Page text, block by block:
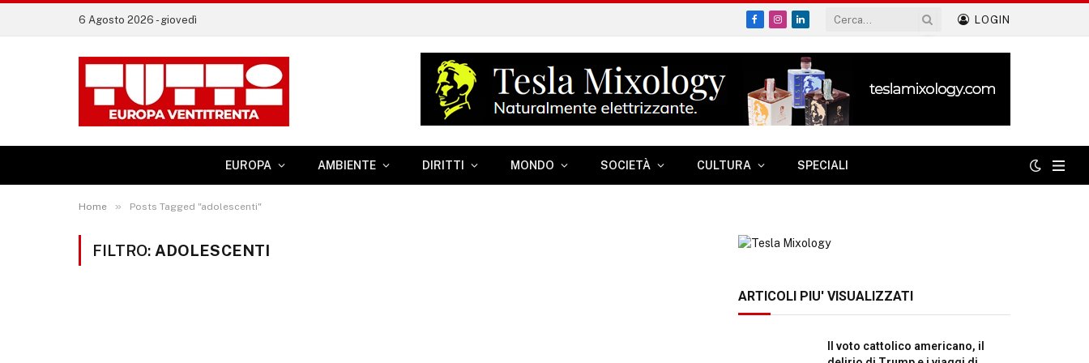
6 Agosto 2026 - giovedì
Facebook
Instagram
LinkedIn
LOGIN
EUROPA AMBIENTE DIRITTI MONDO SOCIETÀ CULTURA SPECIALI
Home » Posts Tagged "adolescenti"
FILTRO: ADOLESCENTI
ARTICOLI PIU' VISUALIZZATI
Il voto cattolico americano, il